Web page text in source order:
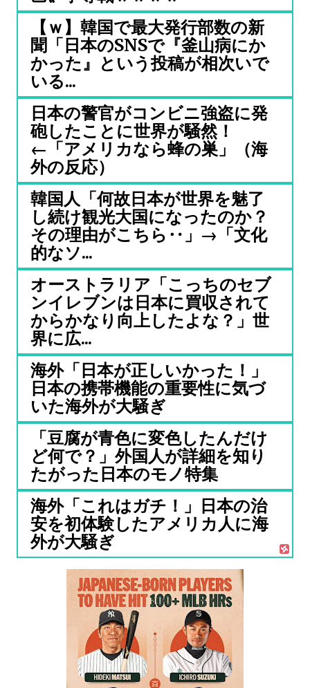
【ｗ】韓国で最大発行部数の新
聞「日本のSNSで『釜山病にか
かった』という投稿が相次いで
いる...
日本の警官がコンビニ強盗に発
砲したことに世界が騒然！
←「アメリカなら蜂の巣」（海
外の反応）
韓国人「何故日本が世界を魅了
し続け観光大国になったのか？
その理由がこちら‥」→「文化
的なソ...
オーストラリア「こっちのセブ
ンイレブンは日本に買収されて
からかなり向上したよな？」世
界に広...
海外「日本が正しいかった！」
日本の携帯機能の重要性に気づ
いた海外が大騒ぎ
「豆腐が青色に変色したんだけ
ど何で？」外国人が詳細を知り
たがった日本のモノ特集
海外「これはガチ！」日本の治
安を初体験したアメリカ人に海
外が大騒ぎ